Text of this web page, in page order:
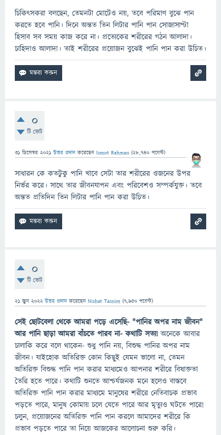
চিকিৎসকরা বলছেন, তেমনটা মোটেও নয়, তবে পরিমাণ বুঝে পান
করতে হবে পানি। দিনে অন্তত তিন লিটার পানি পান সোজাসাপ্টা
হিসাব সব সময় কাজ করে না। প্রত্যেকের শরীরের গঠন আলাদা।
চাহিদাও আলাদা। তাই শরীরের প্রয়োজন বুঝেই পানি পান করা উচিত।
0
টি ভোট
31 ডিসেম্বর 2021 উত্তর প্রদান করেছেন Ismot Rahman (28,740 পয়েন্ট)
সাধারন কে কতটুকু পানি খাবে সেটা তার শরীরের ওজনের উপর
নির্ভর করে। সাথে তার জীবনযাপন এবং পরিবেশও সম্পর্কযুক্ত। তবে
অন্তত প্রতিদিন তিন লিটার পানি পান করা উচিত।
0
টি ভোট
21 জুন 2022 উত্তর প্রদান করেছেন Nishat Tasnim (7,950 পয়েন্ট)
সেই ছোটবেলা থেকে আমরা পড়ে এসেছি- "পানির অপর নাম জীবন"
আর পানি ছাড়া আমরা বাঁচতে পারব না- কথাটি সত্য! অনেকে আবার
চালাকি করে বলে থাকেন- শুধু পানি নয়, বিশুদ্ধ পানির অপর নাম
জীবন। যাইহোক অতিরিক্ত কোন কিছুই যেমন ভালো না, তেমন
অতিরিক্ত বিশুদ্ধ পানি পান করার মাধ্যমেও আপনার শরীরে বিষাক্ততা
তৈরি হতে পারে। কথাটি শুনতে আশ্চর্যজনক মনে হলেও বাস্তবে
অতিরিক্ত পানি পান করার মাধ্যমে মানুষের শরীরে নেতিবাচক প্রভাব
পড়তে পারে, মানুষ কোমায় চলে যেতে পারে আর মৃত্যুও ঘটতে পারে!
চলুন, প্রয়োজনের অতিরিক্ত পানি পান করলে আমাদের শরীরে কি
প্রভাব পড়তে পারে তা নিয়ে আজকের আলোচনা শুরু করি।